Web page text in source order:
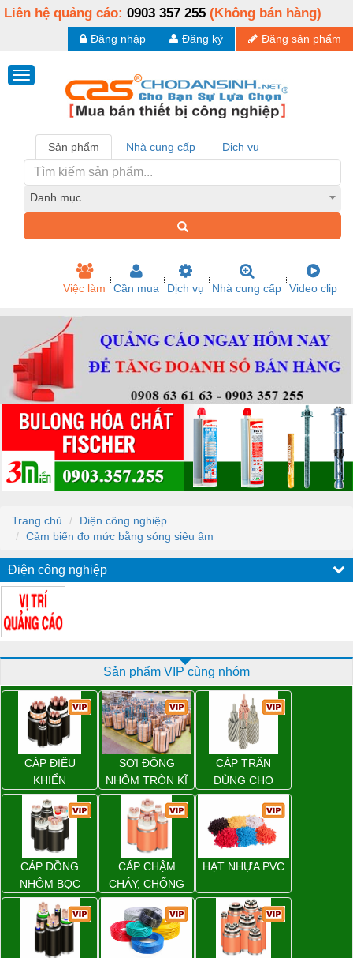
Liên hệ quảng cáo: 0903 357 255 (Không bán hàng)
Đăng sản phẩm
Đăng ký
Đăng nhập
Sản phẩm Nhà cung cấp Dịch vụ
Danh mục
Việc làm Cần mua Dịch vụ Nhà cung cấp Video clip
Trang chủ
Điện công nghiệp
Cảm biến đo mức bằng sóng siêu âm
Điện công nghiệp
Sản phẩm VIP cùng nhóm
CÁP ĐIỀU
KHIỂN
SỢI ĐỒNG
NHÔM TRÒN KĨ
THUẬT ĐIỆN
CÁP TRẦN
DÙNG CHO
ĐƯỜNG DÂY
TẢI ĐIỆN TRÊN
KHÔNG
CÁP ĐỒNG
NHÔM BỌC
CÁP CHẬM
CHÁY, CHỐNG
CHÁY
HẠT NHỰA PVC